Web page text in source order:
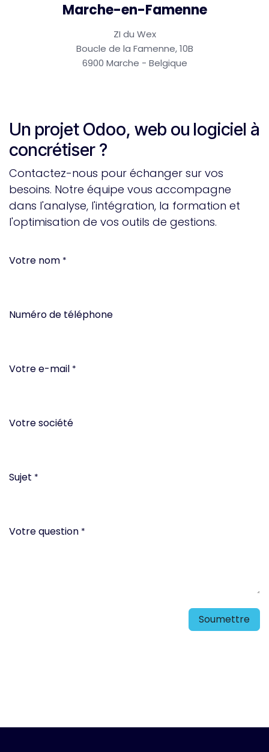
Un projet Odoo, web ou logiciel à
concrétiser ?
Contactez-nous pour échanger sur vos
besoins. Notre équipe vous accompagne
dans l'analyse, l'intégration, la formation et
l'optimisation de vos outils de gestions.
Votre nom *
Numéro de téléphone
Votre e-mail *
Votre société
Sujet *
Votre question *
Soumettre
Marche-en-Famenne
ZI du Wex
Boucle de la Famenne, 10B
6900 Marche - Belgique